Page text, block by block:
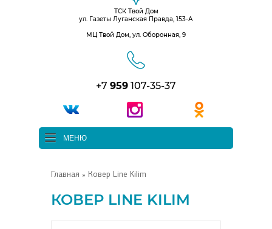
ТСК Твой Дом
ул. Газеты Луганская Правда, 153-А
МЦ Твой Дом, ул. Оборонная, 9
+7 959 107-35-37
МЕНЮ
Главная » Ковер Line Kilim
КОВЕР LINE KILIM